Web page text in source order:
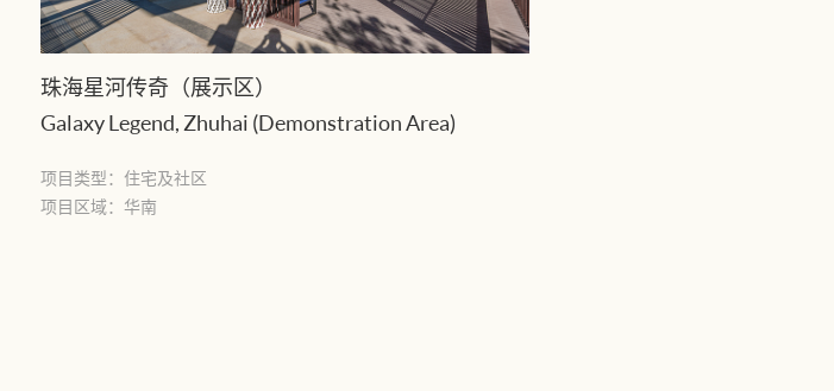
珠海星河传奇（展示区）
Galaxy Legend, Zhuhai (Demonstration Area)
项目类型： 住宅及社区
项目区域： 华南